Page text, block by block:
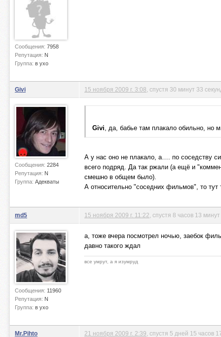
Сообщения: 7958
Репутация: N
Группа: в ухо
Givi
Сообщения: 2284
Репутация: N
Группа: Адекваты
15 ноября 2009 г. 3:08 , спустя 30 минут 33
Givi, да, бабье там плакало обильно, но
А у нас оно не плакало, а…. по соседству
всего подряд. Да так ржали (а ещё и
смешно в общем было).
А относительно "соседних фильмов", то
md5
Сообщения: 11960
Репутация: N
Группа: в ухо
15 ноября 2009 г. 11:22 , спустя 8 часов 13
а, тоже вчера посмотрел ночью, заебок
давно такого ждал
все умрут, а я изумруд
Mr.Pihto 21 ноября 2009 г. 2:39 , спустя 5 дней 15 часов